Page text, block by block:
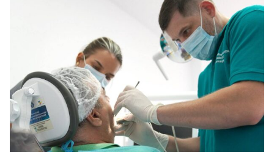
nevoilor fiecărui pacient. Tratamente dentare
avansate: Opțiuni de top pentru zâmbetul tău Cu
ajutorul tratamentelor dentare […]